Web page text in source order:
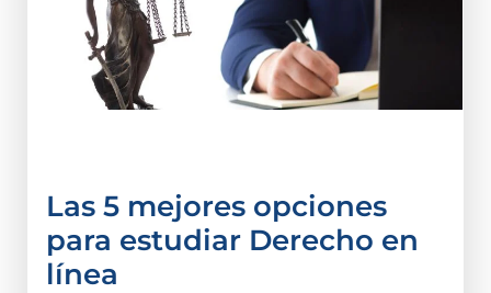
Las 5 mejores opciones
para estudiar Derecho en
línea